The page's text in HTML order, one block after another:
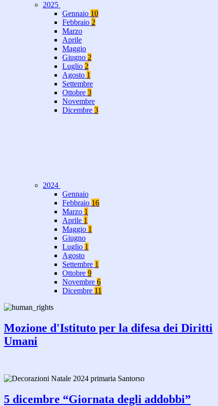
2025
Gennaio 10
Febbraio 2
Marzo
Aprile
Maggio
Giugno 2
Luglio 2
Agosto 1
Settembre
Ottobre 3
Novembre
Dicembre 3
2024
Gennaio
Febbraio 16
Marzo 1
Aprile 1
Maggio 1
Giugno
Luglio 1
Agosto
Settembre 1
Ottobre 9
Novembre 6
Dicembre 11
Mozione d'Istituto per la difesa dei Diritti
Umani
5 dicembre “Giornata degli addobbi”